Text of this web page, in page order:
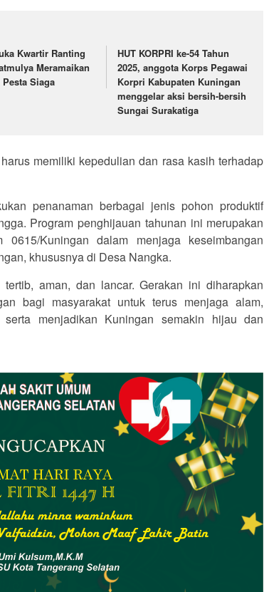
Kwartir Ranting
Meramaikan
Pesta Siaga
HUT KORPRI ke-54 Tahun
2025, anggota Korps Pegawai
Korpri Kabupaten Kuningan
menggelar aksi bersih-bersih
Sungai Surakatiga
memiliki kepedulian dan rasa kasih terhadap
penanaman berbagai jenis pohon produktif
Program penghijauan tahunan ini merupakan
0615/Kuningan dalam menjaga keseimbangan
khususnya di Desa Nangka.
aman, dan lancar. Gerakan ini diharapkan
bagi masyarakat untuk terus menjaga alam,
serta menjadikan Kuningan semakin hijau dan